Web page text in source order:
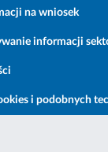
na wniosek
informacji
i podobnych